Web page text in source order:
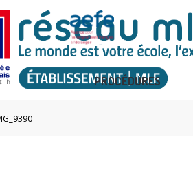
PROCÉDURES